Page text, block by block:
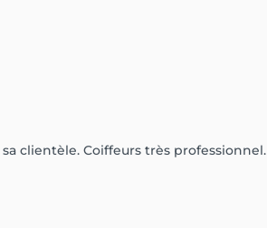
clientèle. Coiffeurs très professionnel.